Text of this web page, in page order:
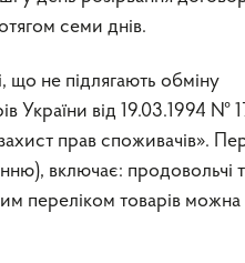
семи днів.
що не підлягають обміну
України від 19.03.1994 №
прав споживачів».
включає: продовольчі
переліком товарів можна